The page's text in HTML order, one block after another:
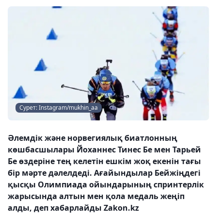
Сурет: Instagram/mukhin_aa
Әлемдік және норвегиялық биатлонның
көшбасшылары Йоханнес Тинес Бе мен Тарьей
Бе өздеріне тең келетін ешкім жоқ екенін тағы
бір мәрте дәлелдеді. Ағайындылар Бейжіңдегі
қысқы Олимпиада ойындарының спринтерлік
жарысында алтын мен қола медаль жеңіп
алды, деп хабарлайды Zakon.kz